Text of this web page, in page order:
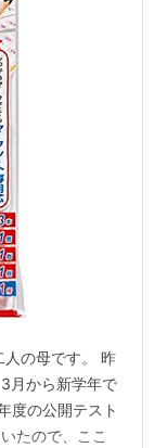
人の母です。 昨
月から新学年で
度の公開テスト
たので、ここ